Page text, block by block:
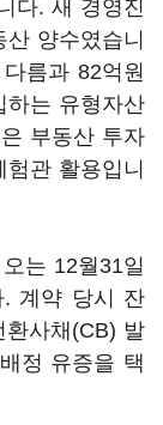
다. 새 경영진
양수였습니
름과 82억원
하는 유형자산
부동산 투자
관 활용입니
는 12월31일
. 계약 당시 잔
사채(CB) 발
정 유증을 택